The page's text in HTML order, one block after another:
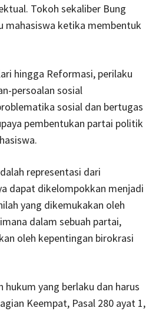
Tokoh sekaliber Bung
mahasiswa ketika membentuk
hingga Reformasi, perilaku
persoalan sosial
sosial dan bertugas
pembentukan partai politik
representasi dari
dapat dikelompokkan menjadi
yang dikemukakan oleh
dalam sebuah partai,
oleh kepentingan birokrasi
yang berlaku dan harus
Keempat, Pasal 280 ayat 1,